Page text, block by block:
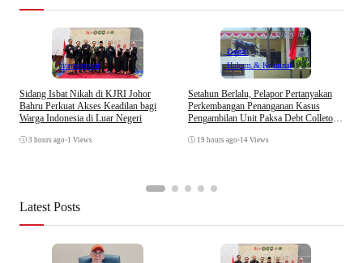
Internasional
Sidang Isbat Nikah di KJRI Johor
Bahru Perkuat Akses Keadilan bagi
Warga Indonesia di Luar Negeri
3 hours ago •1 Views
Daerah
Hukum & Kriminal
Setahun Berlalu, Pelapor Pertanyakan
Perkembangan Penanganan Kasus
Pengambilan Unit Paksa Debt Colletor
19 hours ago •14 Views
Latest Posts